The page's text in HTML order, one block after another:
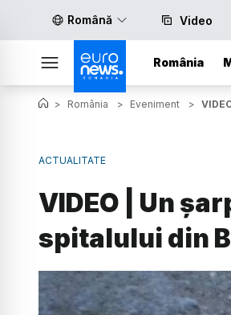
Română Video
România
> România > Eveniment >
ACTUALITATE
VIDEO | Un
spitalului din